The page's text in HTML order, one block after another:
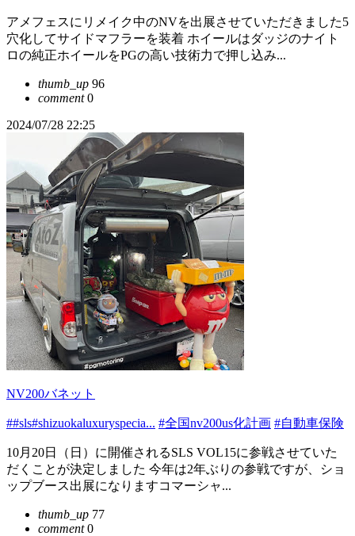
アメフェスにリメイク中のNVを出展させていただきました5
穴化してサイドマフラーを装着 ホイールはダッジのナイト
ロの純正ホイールをPGの高い技術力で押し込み...
thumb_up 96
comment0
2024/07/28 22:25
NV200バネット
##sls#shizuokaluxuryspecia... #全国nv200us化計画 #自動車保険
10月20日（日）に開催されるSLS VOL15に参戦させていた
だくことが決定しました 今年は2年ぶりの参戦ですが、ショ
ップブース出展になりますコマーシャ...
thumb_up 77
comment0